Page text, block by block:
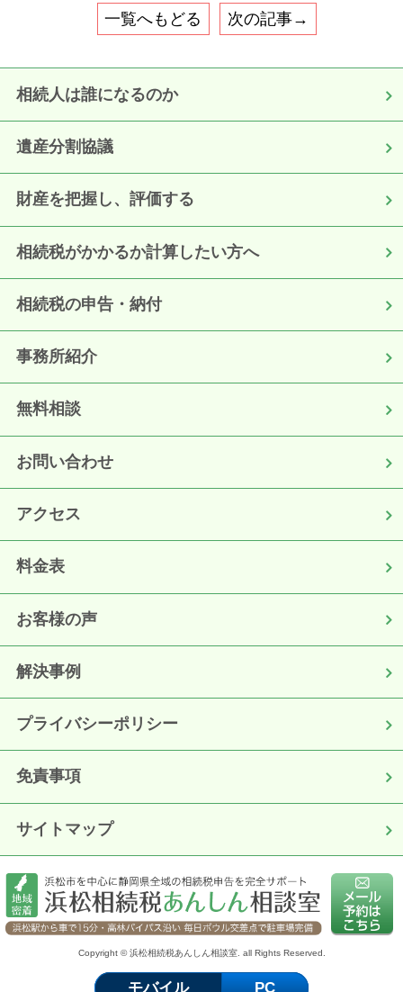
一覧へもどる 次の記事→
相続人は誰になるのか
遺産分割協議
財産を把握し、評価する
相続税がかかるか計算したい方へ
相続税の申告・納付
事務所紹介
無料相談
お問い合わせ
アクセス
料金表
お客様の声
解決事例
プライバシーポリシー
免責事項
サイトマップ
Copyright © 浜松相続税あんしん相談室. all Rights Reserved.
モバイル PC